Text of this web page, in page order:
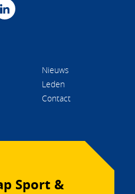
Nieuws
Leden
Contact
Sport &